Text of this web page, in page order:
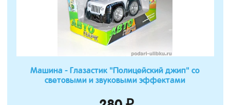
Машина - Глазастик "Полицейский джип" со
световыми и звуковыми эффектами